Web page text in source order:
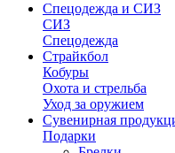
Спецодежда и СИЗ
СИЗ
Спецодежда
Страйкбол
Кобуры
Охота и стрельба
Уход за оружием
Сувенирная
Подарки